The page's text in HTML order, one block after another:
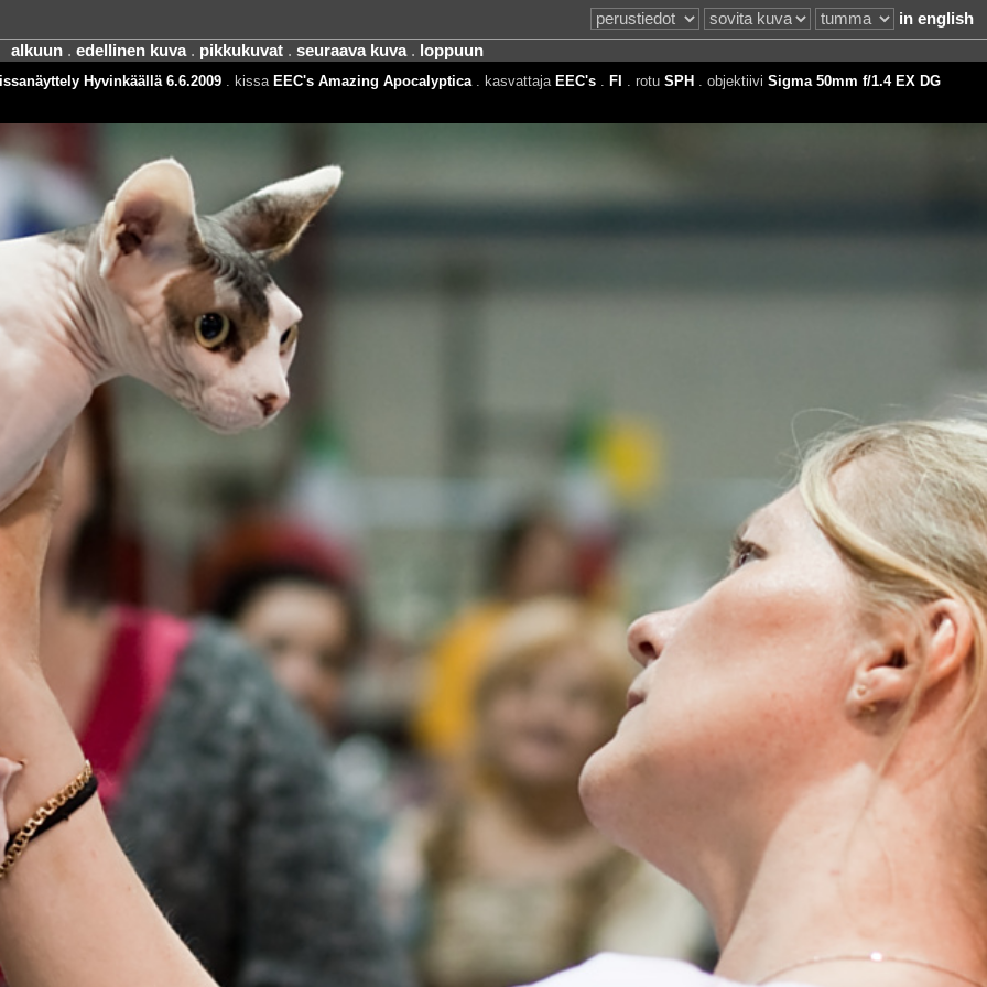
in english
alkuun. edellinen kuva. pikkukuvat. seuraava kuva. loppuun
Hyvinkäällä 6.6.2009. kissa EEC's Amazing Apocalyptica. kasvattaja EEC's. FI . rotu SPH . objektiivi Sigma 50mm f/1.4 EX DG